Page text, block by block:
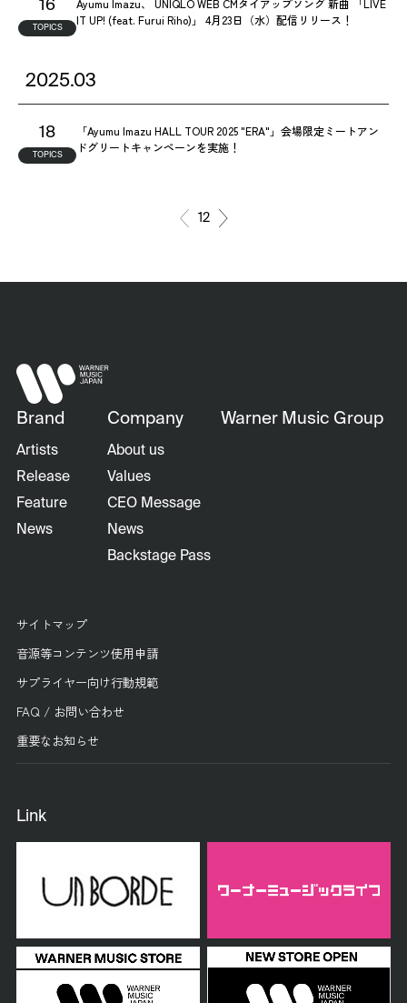
16
TOPICS
Ayumu Imazu、 UNIQLO WEB CMタイアップソング 新曲 「LIVE
IT UP! (feat. Furui Riho)」 4月23日（水）配信リリース！
2025.03
18
TOPICS
「Ayumu Imazu HALL TOUR 2025 "ERA"」会場限定ミートアン
ドグリートキャンペーンを実施！
12
Brand
Artists
Release
Feature
News
Company
About us
Values
CEO Message
News
Backstage Pass
Warner Music Group
サイトマップ
音源等コンテンツ使用申請
サプライヤー向け行動規範
FAQ / お問い合わせ
重要なお知らせ
Link